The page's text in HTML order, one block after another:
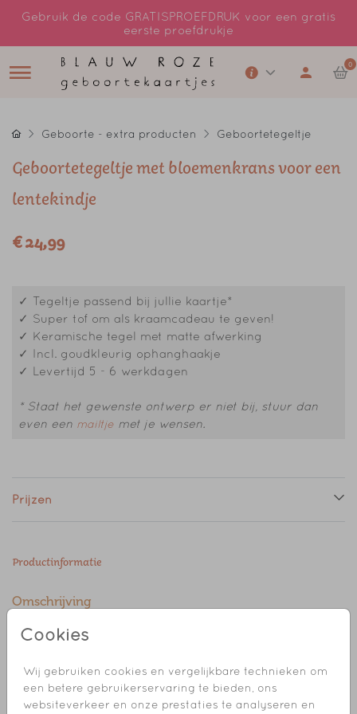
Gebruik de code GRATISPROEFDRUK voor een gratis
eerste proefdrukje
0
Cookies
Wij gebruiken cookies en vergelijkbare technieken om
een betere gebruikerservaring te bieden, ons
websiteverkeer en onze prestaties te analyseren en
Geboorte - extra producten Geboortetegeltje
Geboortetegeltje met bloemenkrans voor een
lentekindje
€ 24,99
✓ Tegeltje passend bij jullie kaartje*
✓ Super tof om als kraamcadeau te geven!
✓ Keramische tegel met matte afwerking
✓ Incl. goudkleurig ophanghaakje
✓ Levertijd 5 - 6 werkdagen
* Staat het gewenste ontwerp er niet bij, stuur dan
even een mailtje met je wensen.
Prijzen
Productinformatie
Omschrijving
voor een lentekindje.
Heel leuk voor op de babykamer!